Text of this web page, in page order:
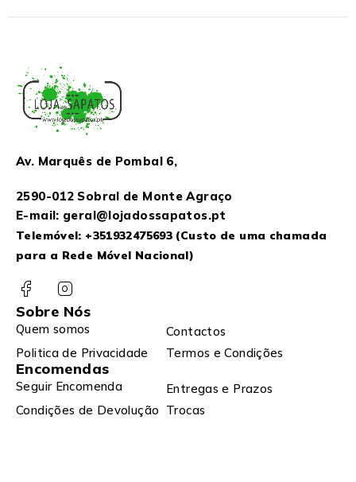
Av. Marquês de Pombal 6,
2590-012 Sobral de Monte Agraço
E-mail: geral@lojadossapatos.pt
Telemóvel: +351932475693 (Custo de uma chamada
para a Rede Móvel Nacional)
Sobre Nós
Quem somos
Contactos
Politica de Privacidade
Termos e Condições
Encomendas
Seguir Encomenda
Entregas e Prazos
Condições de Devolução Trocas